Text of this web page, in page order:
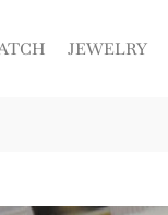
JEWELRY